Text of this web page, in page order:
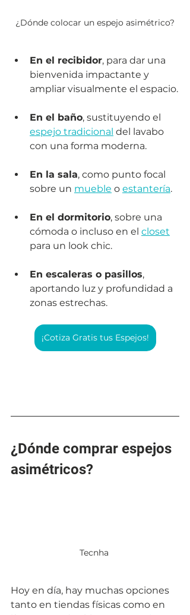
¿Dónde colocar un espejo asimétrico?
En el recibidor, para dar una
bienvenida impactante y
ampliar visualmente el espacio.
En el baño, sustituyendo el
espejo tradicional del lavabo
con una forma moderna.
En la sala, como punto focal
sobre un mueble o estantería.
En el dormitorio, sobre una
cómoda o incluso en el closet
para un look chic.
En escaleras o pasillos,
aportando luz y profundidad a
zonas estrechas.
¡Cotiza Gratis tus Espejos!
¿Dónde comprar espejos
asimétricos?
Tecnha
Hoy en día, hay muchas opciones
tanto en tiendas físicas como en